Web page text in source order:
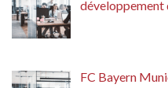
développement
FC Bayern